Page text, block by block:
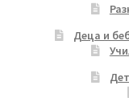
Деца и